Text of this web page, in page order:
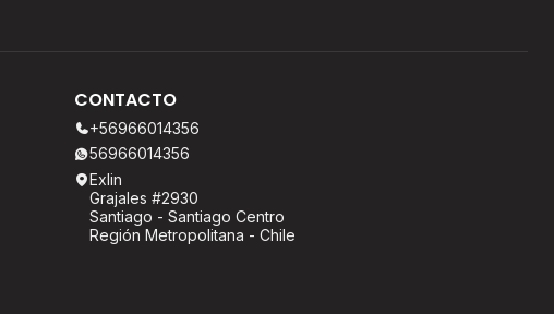
CONTACTO
+56966014356
56966014356
Exlin
Grajales #2930
Santiago - Santiago Centro
Región Metropolitana - Chile